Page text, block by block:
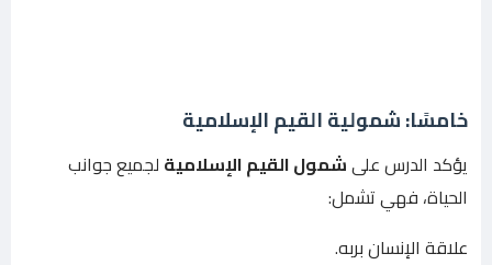
خامسًا: شمولية القيم الإسلامية
يؤكد الدرس علىشمول القيم الإسلامية لجميع جوانب
الحياة، فهي تشمل:
علاقة الإنسان بربه.